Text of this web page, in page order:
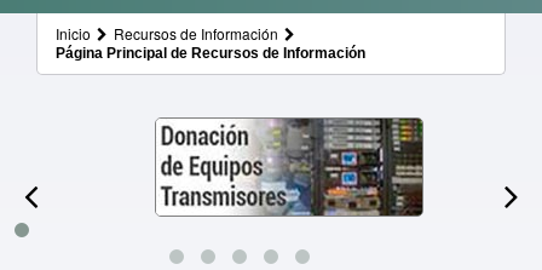
Inicio Recursos de Información
Página Principal de Recursos de Información